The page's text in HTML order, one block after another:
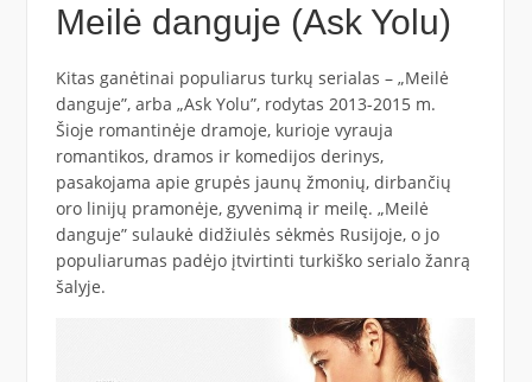
Meilė danguje (Ask Yolu)
Kitas ganėtinai populiarus turkų serialas – „Meilė
danguje”, arba „Ask Yolu”, rodytas 2013-2015 m.
Šioje romantinėje dramoje, kurioje vyrauja
romantikos, dramos ir komedijos derinys,
pasakojama apie grupės jaunų žmonių, dirbančių
oro linijų pramonėje, gyvenimą ir meilę. „Meilė
danguje” sulaukė didžiulės sėkmės Rusijoje, o jo
populiarumas padėjo įtvirtinti turkiško serialo žanrą
šalyje.